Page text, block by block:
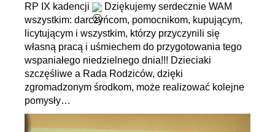
RP IX kadencji
Dziękujemy serdecznie WAM
wszystkim: darczyńcom, pomocnikom, kupującym,
licytującym i wszystkim, którzy przyczynili się
własną pracą i uśmiechem do przygotowania tego
wspaniałego niedzielnego dnia!!! Dzieciaki
szczęśliwe a Rada Rodziców, dzięki
zgromadzonym środkom, może realizować kolejne
pomysły…